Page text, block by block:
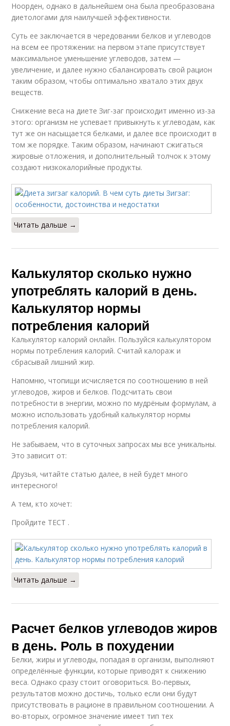
Ноорден, однако в дальнейшем она была преобразована
диетологами для наилучшей эффективности.
Суть ее заключается в чередовании белков и углеводов
на всем ее протяжении: на первом этапе присутствует
максимальное уменьшение углеводов, затем —
увеличение, и далее нужно сбалансировать свой рацион
таким образом, чтобы оптимально хватало этих двух
веществ.
Снижение веса на диете Зиг-заг происходит именно из-за
этого: организм не успевает привыкнуть к углеводам, как
тут же он насыщается белками, и далее все происходит в
том же порядке. Таким образом, начинают сжигаться
жировые отложения, и дополнительный толчок к этому
создают низкокалорийные продукты.
Читать дальше →
Калькулятор сколько нужно
употреблять калорий в день.
Калькулятор нормы
потребления калорий
Калькулятор калорий онлайн. Пользуйся калькулятором
нормы потребления калорий. Считай калораж и
сбрасывай лишний жир.
Напомню, чтопищи исчисляется по соотношению в ней
углеводов, жиров и белков. Подсчитать свои
потребности в энергии, можно по мудрёным формулам, а
можно использовать удобный калькулятор нормы
потребления калорий.
Не забываем, что в суточных запросах мы все уникальны.
Это зависит от:
Друзья, читайте статью далее, в ней будет много
интересного!
А тем, кто хочет:
Пройдите ТЕСТ .
Читать дальше →
Расчет белков углеводов жиров
в день. Роль в похудении
Белки, жиры и углеводы, попадая в организм, выполняют
определённые функции, которые приводят к снижению
веса. Однако сразу стоит оговориться. Во-первых,
результатов можно достичь, только если они будут
присутствовать в рационе в правильном соотношении. А
во-вторых, огромное значение имеет тип тех